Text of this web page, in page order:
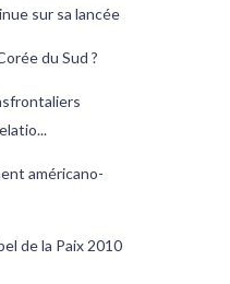
sur sa lancée
du Sud ?
américano-
de la Paix 2010